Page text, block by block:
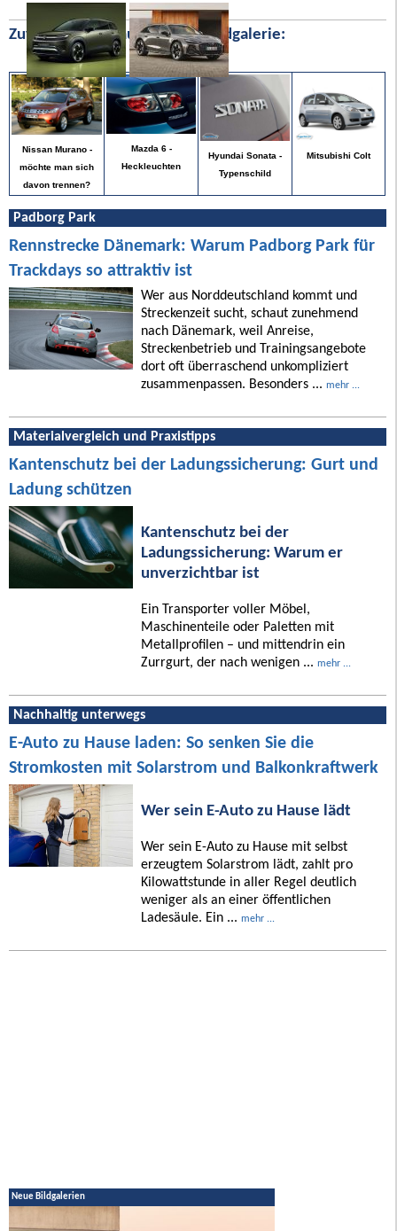
Zufällige Bilder aus unserer Bildgalerie:
Nissan Murano -
möchte man sich
davon trennen?
Mazda 6 -
Heckleuchten
Hyundai Sonata -
Typenschild
Mitsubishi Colt
Padborg Park
Rennstrecke Dänemark: Warum Padborg Park für
Trackdays so attraktiv ist
Wer aus Norddeutschland kommt und
Streckenzeit sucht, schaut zunehmend
nach Dänemark, weil Anreise,
Streckenbetrieb und Trainingsangebote
dort oft überraschend unkompliziert
zusammenpassen. Besonders ... mehr ...
Materialvergleich und Praxistipps
Kantenschutz bei der Ladungssicherung: Gurt und
Ladung schützen
Kantenschutz bei der
Ladungssicherung: Warum er
unverzichtbar ist
Ein Transporter voller Möbel,
Maschinenteile oder Paletten mit
Metallprofilen – und mittendrin ein
Zurrgurt, der nach wenigen ... mehr ...
Nachhaltig unterwegs
E-Auto zu Hause laden: So senken Sie die
Stromkosten mit Solarstrom und Balkonkraftwerk
Wer sein E-Auto zu Hause lädt
Wer sein E-Auto zu Hause mit selbst
erzeugtem Solarstrom lädt, zahlt pro
Kilowattstunde in aller Regel deutlich
weniger als an einer öffentlichen
Ladesäule. Ein ... mehr ...
Neue Bildgalerien